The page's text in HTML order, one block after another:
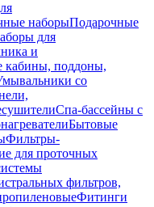
наборыПодарочные
для
и
кабины, поддоны,
со
Спа-бассейны с
Бытовые
Фильтры-
для проточных
фильтров,
Фитинги